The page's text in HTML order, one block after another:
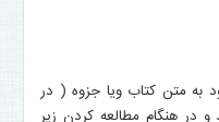
متن کتاب ویا جزوه ( در
در هنگام مطالعه کردن زیر